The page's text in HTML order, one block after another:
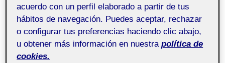
acuerdo con un perfil elaborado a partir de tus
hábitos de navegación. Puedes aceptar, rechazar
o configurar tus preferencias haciendo clic abajo,
u obtener más información en nuestra política de
cookies.